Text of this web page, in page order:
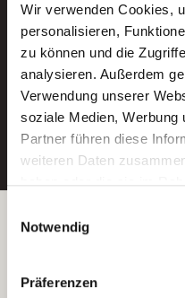
Wir verwenden Cookies,
personalisieren,
zu können und die
analysieren. Außerdem
Verwendung unserer
soziale Medien, Werbung
Partner führen diese
weiteren Daten
Wenn Sie auf „Cookies
Sie der Speicherung
Ihre Einwilligung
indem Sie die Cookie-
Notwendig
Präferenzen
Neue
Ein
E-Mail-
Betreiber der Webseite
Kantstraße 45a